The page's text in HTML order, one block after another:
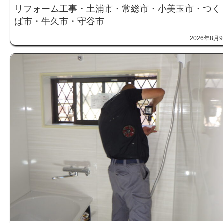
リフォーム工事・土浦市・常総市・小美玉市・つく
ば市・牛久市・守谷市
2026年8月